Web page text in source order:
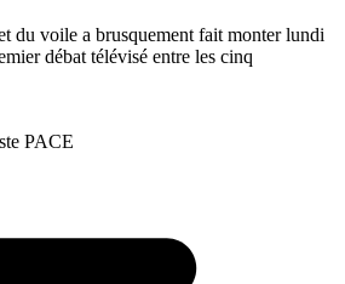
du voile a brusquement fait monter lundi
débat télévisé entre les cinq
PACE